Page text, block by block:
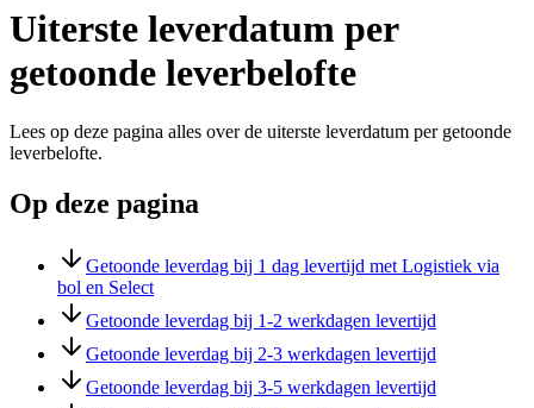
Uiterste leverdatum per
getoonde leverbelofte
Lees op deze pagina alles over de uiterste leverdatum per getoonde
leverbelofte.
Op deze pagina
Getoonde leverdag bij 1 dag levertijd met Logistiek via
bol en Select
Getoonde leverdag bij 1-2 werkdagen levertijd
Getoonde leverdag bij 2-3 werkdagen levertijd
Getoonde leverdag bij 3-5 werkdagen levertijd